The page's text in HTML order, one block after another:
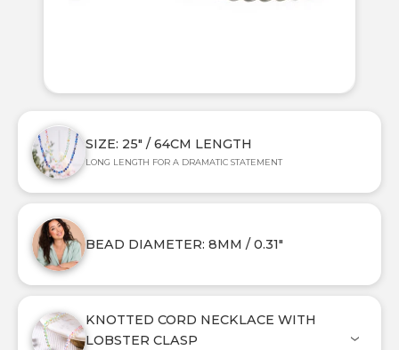
SIZE: 25" / 64CM LENGTH
LONG LENGTH FOR A DRAMATIC STATEMENT
BEAD DIAMETER: 8MM / 0.31"
KNOTTED CORD NECKLACE WITH
LOBSTER CLASP